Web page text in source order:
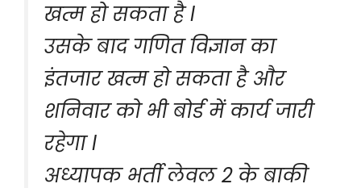
खत्म हो सकता है l
उसके बाद गणित विज्ञान का
इंतजार खत्म हो सकता है और
शनिवार को भी बोर्ड में कार्य जारी
रहेगा l
अध्यापक भर्ती लेवल 2 के बाकी